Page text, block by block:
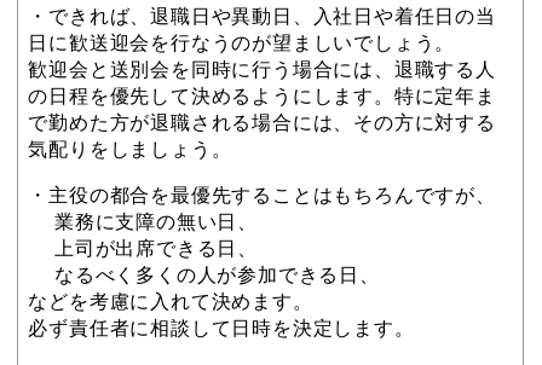
・できれば、退職日や異動日、入社日や着任日の当
日に歓送迎会を行なうのが望ましいでしょう。
歓迎会と送別会を同時に行う場合には、退職する人
の日程を優先して決めるようにします。特に定年ま
で勤めた方が退職される場合には、その方に対する
気配りをしましょう。
・主役の都合を最優先することはもちろんですが、
業務に支障の無い日、
上司が出席できる日、
なるべく多くの人が参加できる日、
などを考慮に入れて決めます。
必ず責任者に相談して日時を決定します。